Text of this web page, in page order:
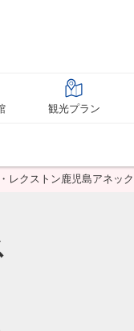
観光プラン
レクストン鹿児島アネッ